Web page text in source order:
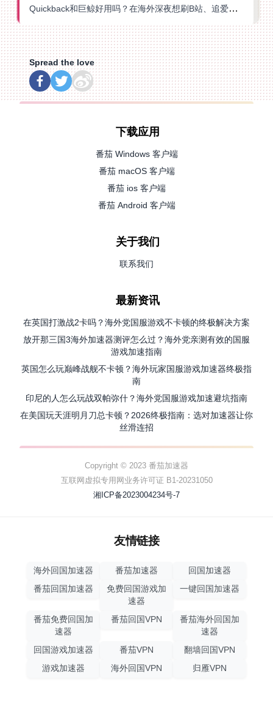
Quickback和巨鲸好用吗？在海外深夜想刷B站、追爱奇艺的你，或许正需要这份答案
Spread the love
下载应用
番茄 Windows 客户端
番茄 macOS 客户端
番茄 ios 客户端
番茄 Android 客户端
关于我们
联系我们
最新资讯
在英国打激战2卡吗？海外党国服游戏不卡顿的终极解决方案
放开那三国3海外加速器测评怎么过？海外党亲测有效的国服
游戏加速指南
英国怎么玩巅峰战舰不卡顿？海外玩家国服游戏加速器终极指
南
印尼的人怎么玩战双帕弥什？海外党国服游戏加速避坑指南
在美国玩天涯明月刀总卡顿？2026终极指南：选对加速器让你
丝滑连招
Copyright © 2023 番茄加速器
互联网虚拟专用网业务许可证 B1-20231050
湘ICP备2023004234号-7
友情链接
海外回国加速器 番茄加速器
回国加速器
番茄回国加速器
免费回国游戏加
速器
一键回国加速器
番茄免费回国加
速器
番茄回国VPN
番茄海外回国加
速器
回国游戏加速器
番茄VPN
翻墙回国VPN
游戏加速器
海外回国VPN 归雁VPN